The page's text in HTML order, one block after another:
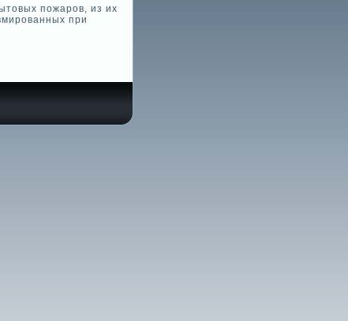
пожаров, из их
при